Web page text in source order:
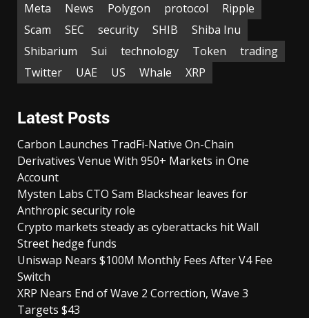
Meta
News Polygon protocol
Ripple
Scam
SEC security SHIB
Shiba Inu
Shibarium
Sui technology Token
trading
Twitter
UAE US Whale XRP
Latest Posts
Carbon Launches TradFi-Native On-Chain
Derivatives Venue With 950+ Markets in One
Account
Mysten Labs CTO Sam Blackshear leaves for
Anthropic security role
Crypto markets steady as cyberattacks hit Wall
Street hedge funds
Uniswap Nears $100M Monthly Fees After V4 Fee
Switch
XRP Nears End of Wave 2 Correction, Wave 3
Targets $43